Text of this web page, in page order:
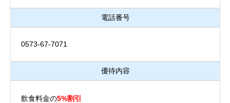
電話番号
0573-67-7071
優待内容
飲食料金の5%割引